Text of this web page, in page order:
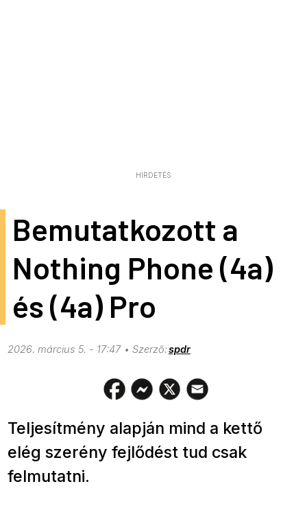
HIRDETÉS
Bemutatkozott a
Nothing Phone (4a)
és (4a) Pro
2026. március 5. - 17:47 spdr
Teljesítmény alapján mind a kettő
elég szerény fejlődést tud csak
felmutatni.